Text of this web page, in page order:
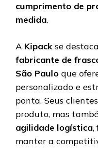
cumprimento de
medida.
A Kipack se
fabricante de
São Paulo que
personalizado e
ponta. Seus
produto, mas
agilidade logística,
manter a